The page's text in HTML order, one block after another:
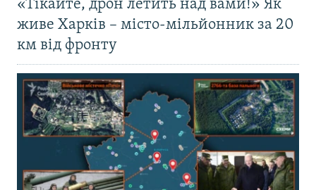
«Тікайте, дрон летить над вами!» Як
живе Харків – місто-мільйонник за 20
км від фронту